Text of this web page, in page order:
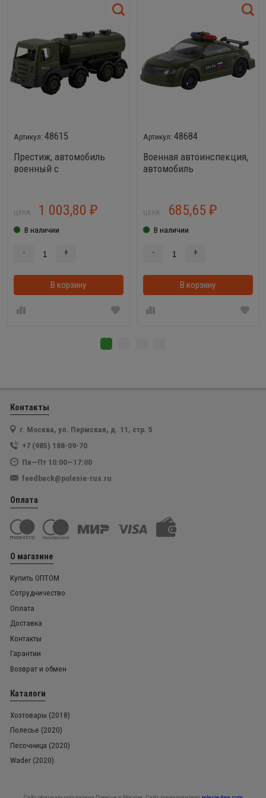
48615
Престиж, автомобиль
военный с
ЦЕНА: 1 003,80 ₽
В наличии
- +
В корзину В корзинке
48684
Военная автоинспекция,
автомобиль
ЦЕНА: 685,65 ₽
В наличии
- +
В корзину
Контакты
г. Москва, ул. Пермская, д. 11, стр. 5
+7 (985) 188-09-70
Пн—Пт 10:00—17:00
feedback@polesie-rus.ru
Оплата
О магазине
Купить ОПТОМ
Сотрудничество
Оплата
Доставка
Контакты
Гарантии
Возврат и обмен
Каталоги
Хозтовары (2018)
Полесье (2020)
Песочница (2020)
Wader (2020)